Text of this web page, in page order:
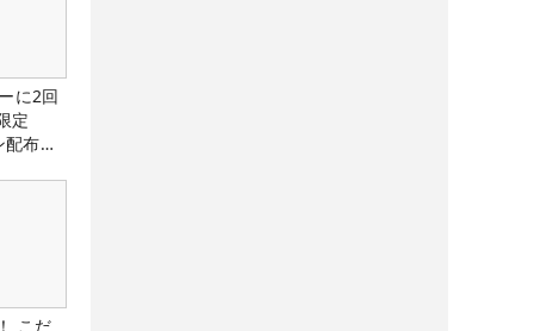
に2回
定
配布
こだ